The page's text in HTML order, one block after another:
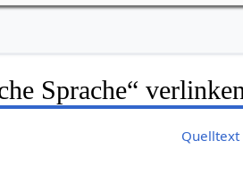
Sprache“ verlinken
Quelltext